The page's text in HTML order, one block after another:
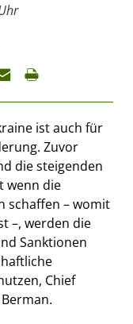
ist auch für
Zuvor
die steigenden
wenn die
schaffen – womit
–, werden die
Sanktionen
Chief